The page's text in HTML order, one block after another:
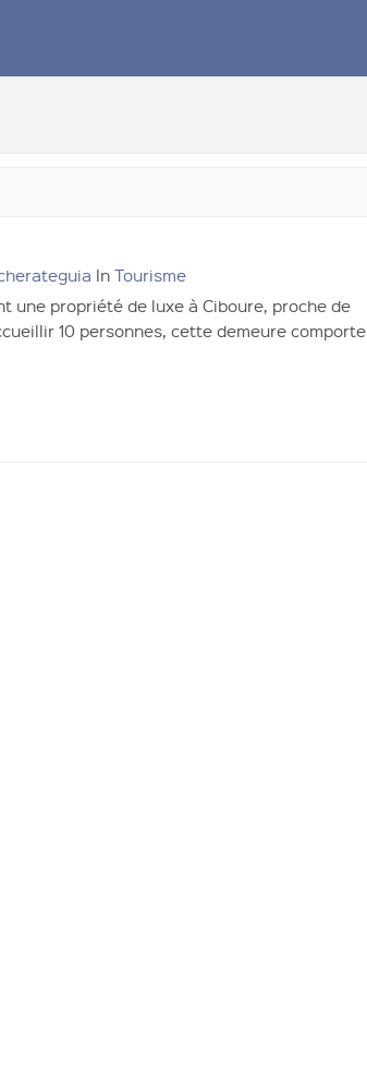
In Tourisme
une propriété de luxe à Ciboure, proche de
10 personnes, cette demeure comporte